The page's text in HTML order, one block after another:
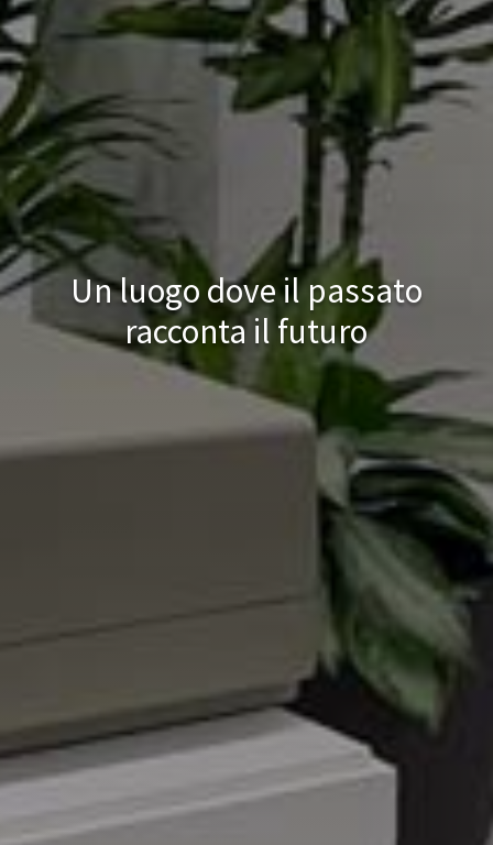
Un luogo dove il passato
racconta il futuro